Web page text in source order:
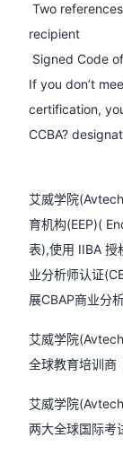
Two
recipient
Signed Code
If you don’t
certification,
CCBA?
艾威学院
育机构(EEP)(
表),使用 IIBA 授
业分析师认证
展CBAP商业分
艾威学院
全球教育培训商
艾威学院
两大全球国际考